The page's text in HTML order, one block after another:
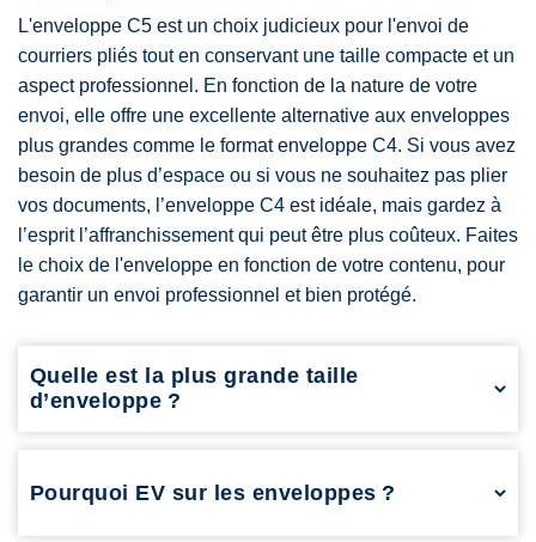
L'enveloppe C5 est un choix judicieux pour l'envoi de
courriers pliés tout en conservant une taille compacte et un
aspect professionnel. En fonction de la nature de votre
envoi, elle offre une excellente alternative aux enveloppes
plus grandes comme le format enveloppe C4. Si vous avez
besoin de plus d’espace ou si vous ne souhaitez pas plier
vos documents, l’enveloppe C4 est idéale, mais gardez à
l’esprit l’affranchissement qui peut être plus coûteux. Faites
le choix de l'enveloppe en fonction de votre contenu, pour
garantir un envoi professionnel et bien protégé.
Quelle est la plus grande taille
d’enveloppe ?
l'envoi de gros documents ou de posters.
Pourquoi EV sur les enveloppes ?